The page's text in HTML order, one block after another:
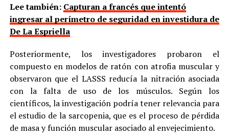
Lee también: Capturan a francés que intentó
ingresar al perímetro de seguridad en investidura de
De La Espriella
Posteriormente, los investigadores probaron el
compuesto en modelos de ratón con atrofia muscular y
observaron que el LASSS reducía la nitración asociada
con la falta de uso de los músculos. Según los
científicos, la investigación podría tener relevancia para
el estudio de la sarcopenia, que es el proceso de pérdida
de masa y función muscular asociado al envejecimiento.